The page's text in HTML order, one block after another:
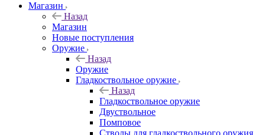
Магазин
Назад
Магазин
Новые поступления
Оружие
Назад
Оружие
Гладкоствольное оружие
Назад
Гладкоствольное оружие
Двуствольное
Помповое
Стволы для гладкоствольного оружия